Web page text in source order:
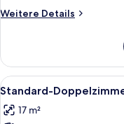
Weitere Details
Weitere
Doppelzimmer
Alle
Fotos
für
4
Standard-
17 m²